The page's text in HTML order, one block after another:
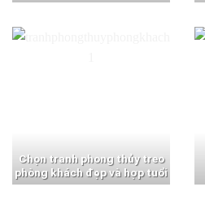
Chọn tranh phong thủy treo
phòng khách đẹp và hợp tuổi